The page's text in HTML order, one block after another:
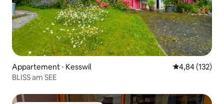
Appartement ⋅ Kesswil Évaluation
4,84 (132)
BLISS am SEE